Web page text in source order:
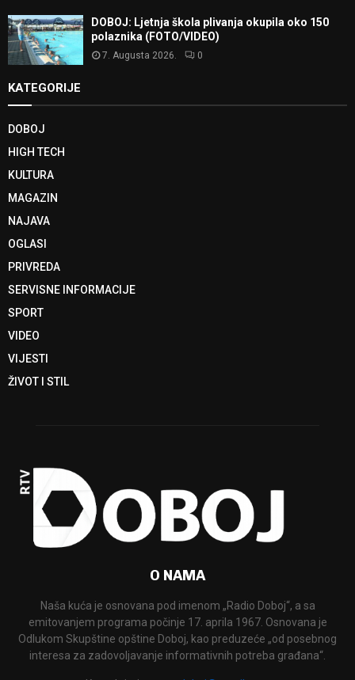
DOBOJ: Ljetnja škola plivanja okupila oko 150
polaznika (FOTO/VIDEO)
7. Augusta 2026. 0
KATEGORIJE
DOBOJ
HIGH TECH
KULTURA
MAGAZIN
NAJAVA
OGLASI
PRIVREDA
SERVISNE INFORMACIJE
SPORT
VIDEO
VIJESTI
ŽIVOT I STIL
O NAMA
Naša kuća je osnovana pod imenom „Radio Doboj“, a sa
emitovanjem programa počinje 17. aprila 1967. Osnovana je
Odlukom Skupštine opštine Doboj, kao preduzeće „od posebnog
interesa za zadovoljavanje informativnih potreba građana“.